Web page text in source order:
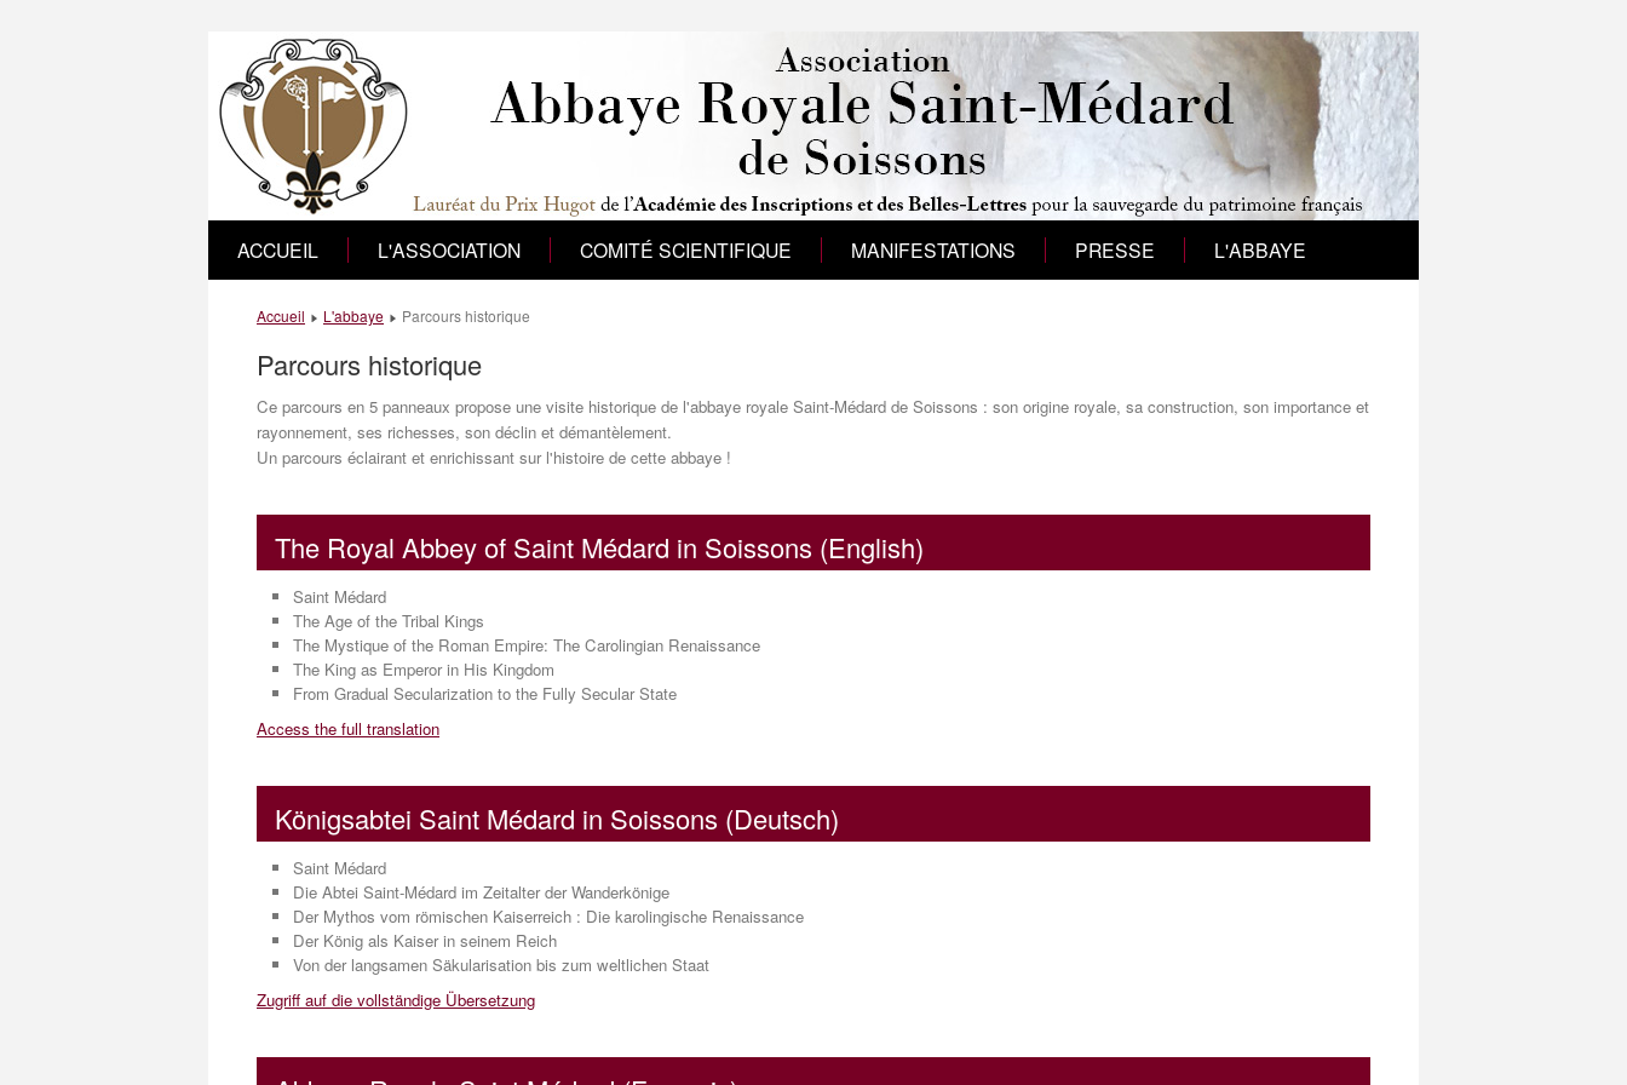
ACCUEIL L'ASSOCIATION COMITÉ SCIENTIFIQUE MANIFESTATIONS PRESSE L'ABBAYE
Accueil L'abbaye Parcours historique
Parcours historique
Ce parcours en 5 panneaux propose une visite historique de l'abbaye royale Saint-Médard de Soissons : son origine royale, sa construction, son importance et
rayonnement, ses richesses, son déclin et démantèlement.
Un parcours éclairant et enrichissant sur l'histoire de cette abbaye !
The Royal Abbey of Saint Médard in Soissons (English)
Saint Médard
The Age of the Tribal Kings
The Mystique of the Roman Empire: The Carolingian Renaissance
The King as Emperor in His Kingdom
From Gradual Secularization to the Fully Secular State
Access the full translation
Königsabtei Saint Médard in Soissons (Deutsch)
Saint Médard
Die Abtei Saint-Médard im Zeitalter der Wanderkönige
Der Mythos vom römischen Kaiserreich : Die karolingische Renaissance
Der König als Kaiser in seinem Reich
Von der langsamen Säkularisation bis zum weltlichen Staat
Zugriff auf die vollständige Übersetzung